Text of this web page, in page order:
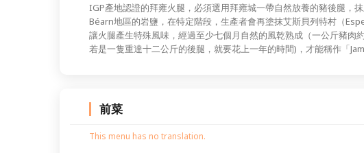
IGP產地認證的拜雍火腿，必須選用拜雍城一帶自然放養的豬後腿，
Béarn地區的岩鹽，在特定階段，生產者會再塗抹艾斯貝列特村（
讓火腿產生特殊風味，經過至少七個月自然的風乾熟成（一公斤豬肉
若是一隻重達十二公斤的後腿，就要花上一年的時間‭)‬，才能稱作「
前菜
This menu has no translation.